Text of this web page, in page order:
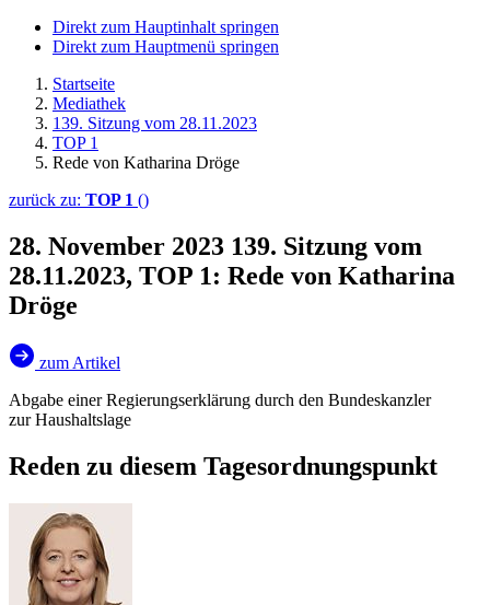
Direkt zum Hauptinhalt springen
Direkt zum Hauptmenü springen
Startseite
Mediathek
139. Sitzung vom 28.11.2023
TOP 1
Rede von Katharina Dröge
zurück zu: TOP 1 ()
28. November 2023 139. Sitzung vom
28.11.2023, TOP 1: Rede von Katharina
Dröge
zum Artikel
Abgabe einer Regierungserklärung durch den Bundeskanzler
zur Haushaltslage
Reden zu diesem Tagesordnungspunkt